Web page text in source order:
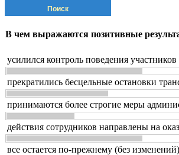
Поиск
В чем выражаются позитивные
усилился контроль поведения
прекратились бесцельные остановки
принимаются более строгие меры
действия сотрудников направлены на
все остается по-прежнему (без